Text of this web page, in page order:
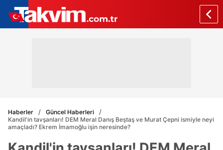
Haberler
Güncel Haberleri
Kandil'in tavşanları! DEM Meral Danış Beştaş ve Murat Çepni ismiyle neyi
amaçladı? Ekrem İmamoğlu işin neresinde?